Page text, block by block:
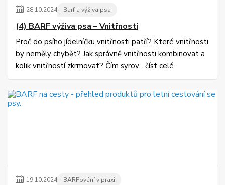
28.10.2024 Barf a výživa psa
(4) BARF výživa psa – Vnitřnosti
Proč do psího jídelníčku vnitřnosti patří? Které vnitřnosti
by neměly chybět? Jak správně vnitřnosti kombinovat a
kolik vnitřností zkrmovat? Čím syrov... číst celé
19.10.2024 BARFování v praxi